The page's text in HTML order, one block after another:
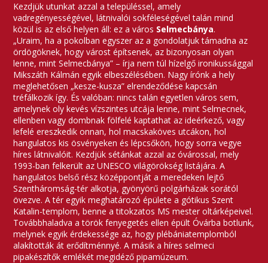
Kezdjük utunkat azzal a településsel, amely
vadregényességével, látnivalói sokféleségével talán mind
közül is az első helyen áll: ez a város Selmecbánya.
„Uraim, ha a pokolban egyszer az a gondolatjuk támadna az
ördögöknek, hogy várost építsenek, az bizonyosan olyan
lenne, mint Selmecbánya” – írja nem túl hízelgő ironikussággal
Mikszáth Kálmán egyik elbeszélésében. Nagy írónk a hely
meglehetősen „kesze-kusza” elrendeződése kapcsán
tréfálkozik így. És valóban: nincs talán egyetlen város sem,
amelynek oly kevés vízszintes utcája lenne, mint Selmecnek,
ellenben vagy dombnak fölfelé kaptathat az ideérkező, vagy
lefelé ereszkedik onnan, hol macskaköves utcákon, hol
hangulatos kis ösvényeken és lépcsőkön, hogy sorra vegye
híres látnivalóit. Kezdjük sétánkat azzal az óvárossal, mely
1993-ban felkerült az UNESCO világörökség listájára. A
hangulatos belső rész középpontját a meredeken lejtő
Szentháromság-tér alkotja, gyönyörű polgárházak sorától
övezve. A tér egyik meghatározó épülete a gótikus Szent
Katalin-templom, benne a titokzatos MS mester oltárképeivel.
Továbbhaladva a török fenyegetés ellen épült Óvárba botlunk,
melynek egyik érdekessége az, hogy plébániatemplomból
alakították át erődítménnyé. A másik a híres selmeci
pipakészítők emlékét megidéző pipamúzeum.